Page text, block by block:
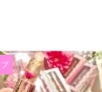
プ